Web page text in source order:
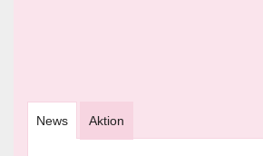
News Aktion